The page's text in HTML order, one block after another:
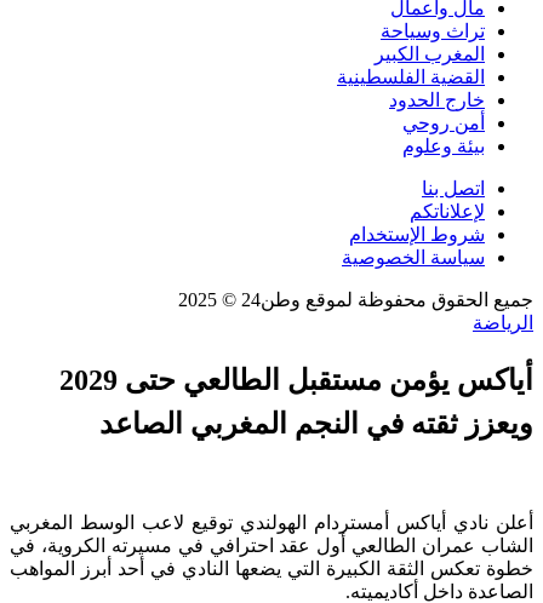
مال وأعمال
تراث وسياحة
المغرب الكبير
القضية الفلسطينية
خارج الحدود
أمن روحي
بيئة وعلوم
اتصل بنا
لإعلاناتكم
شروط الإستخدام
سياسة الخصوصية
جميع الحقوق محفوظة لموقع وطن24 © 2025
الرياضة
أياكس يؤمن مستقبل الطالعي حتى 2029
ويعزز ثقته في النجم المغربي الصاعد
أعلن نادي أياكس أمستردام الهولندي توقيع لاعب الوسط المغربي
الشاب عمران الطالعي أول عقد احترافي في مسيرته الكروية، في
خطوة تعكس الثقة الكبيرة التي يضعها النادي في أحد أبرز المواهب
الصاعدة داخل أكاديميته.